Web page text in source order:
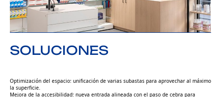
SOLUCIONES
Optimización del espacio: unificación de varias subastas para aprovechar al máximo
la superficie.
Mejora de la accesibilidad: nueva entrada alineada con el paso de cebra para